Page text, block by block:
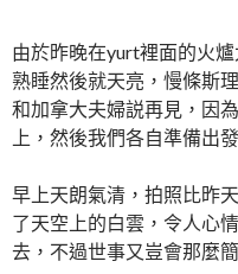
由於昨晚在yurt裡面的火
熟睡然後就天亮，慢條斯
和加拿大夫婦説再見，因
上，然後我們各自準備出
早上天朗氣清，拍照比昨
了天空上的白雲，令人心
去，不過世事又豈會那麼簡